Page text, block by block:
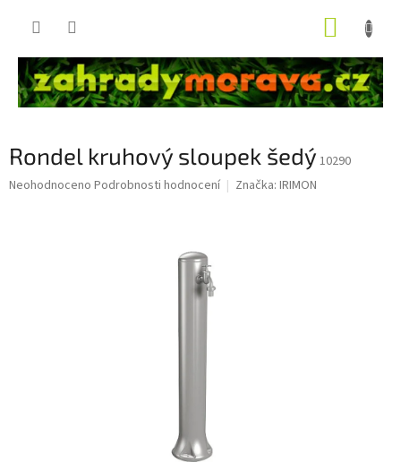
Rondel kruhový sloupek šedý 10290
Průměrné
Neohodnoceno Podrobnosti hodnocení Značka: IRIMON